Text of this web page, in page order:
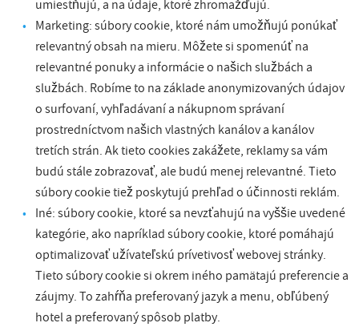
umiestňujú, a na údaje, ktoré zhromažďujú.
Marketing: súbory cookie, ktoré nám umožňujú ponúkať
relevantný obsah na mieru. Môžete si spomenúť na
relevantné ponuky a informácie o našich službách a
službách. Robíme to na základe anonymizovaných údajov
o surfovaní, vyhľadávaní a nákupnom správaní
prostredníctvom našich vlastných kanálov a kanálov
tretích strán. Ak tieto cookies zakážete, reklamy sa vám
budú stále zobrazovať, ale budú menej relevantné. Tieto
súbory cookie tiež poskytujú prehľad o účinnosti reklám.
Iné: súbory cookie, ktoré sa nevzťahujú na vyššie uvedené
kategórie, ako napríklad súbory cookie, ktoré pomáhajú
optimalizovať užívateľskú prívetivosť webovej stránky.
Tieto súbory cookie si okrem iného pamätajú preferencie a
záujmy. To zahŕňa preferovaný jazyk a menu, obľúbený
hotel a preferovaný spôsob platby.